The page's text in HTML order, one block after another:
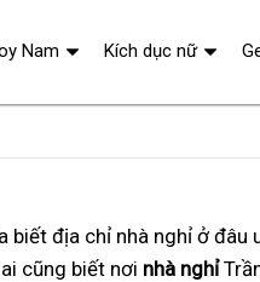
biết đánh
giá
địa chỉ nhà nghỉ ở đâu
cũng biết có
nơi nhà nghỉ
Nam Kích dục nữ